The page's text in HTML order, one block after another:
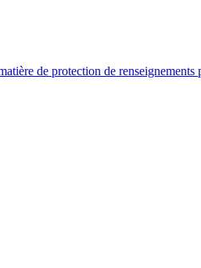
de protection de